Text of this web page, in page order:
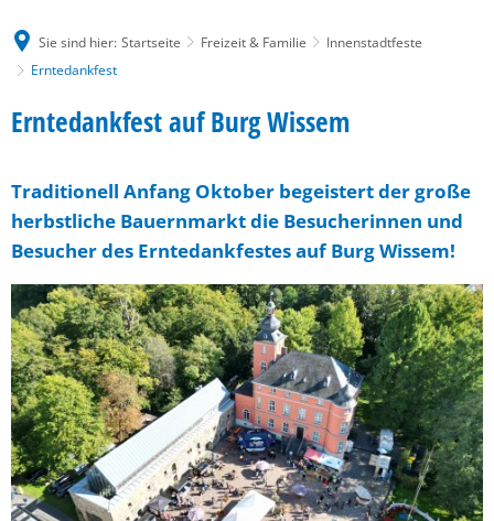
Sie sind hier: Startseite Freizeit & Familie
Innenstadtfeste
Erntedankfest
Erntedankfest
Erntedankfest auf Burg Wissem
Traditionell Anfang Oktober begeistert der große
herbstliche Bauernmarkt die Besucherinnen und
Besucher des Erntedankfestes auf Burg Wissem!